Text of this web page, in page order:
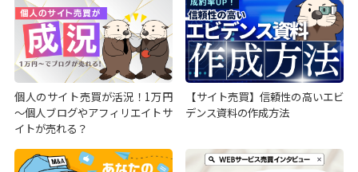
個人のサイト売買が活況！1万円
～個人ブログやアフィリエイトサ
イトが売れる？
【サイト売買】信頼性の高いエビ
デンス資料の作成方法